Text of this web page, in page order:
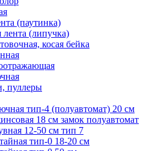
(паутинка)
лента (липучка)
косая бейка
пуллеры
тип-4 (полуавтомат) 20 см
18 см замок полуавтомат
12-50 см тип 7
тип-0 18-20 см